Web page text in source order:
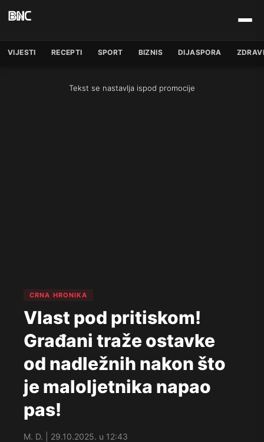
VIJESTI RECEPTI SPORT BIZNIS DIJASPORA
Tekst se nastavlja ispod promocije
CRNA HRONIKA
Vlast pod pritiskom!
Građani traže ostavke
od nadležnih nakon što
je maloljetnika napao
pas!
M. D. | 29.10.2025. u 12:43